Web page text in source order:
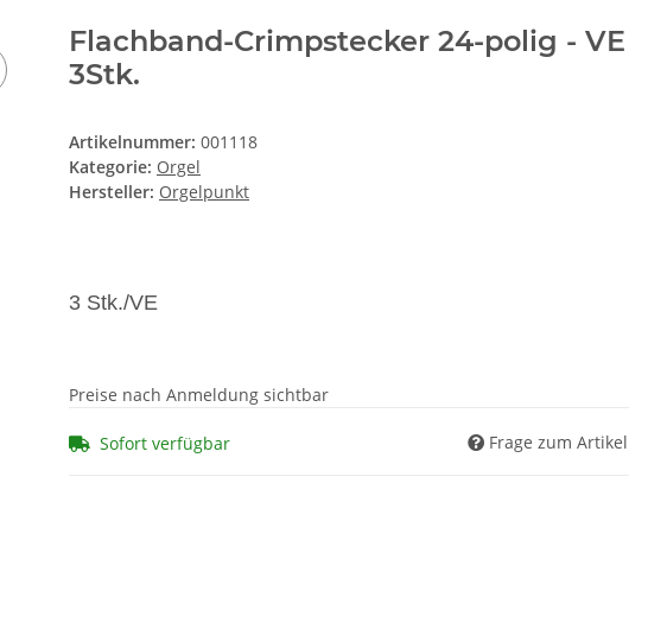
Flachband-Crimpstecker 24-polig - VE
3Stk.
Artikelnummer: 001118
Kategorie: Orgel
Hersteller: Orgelpunkt
3 Stk./VE
Preise nach Anmeldung sichtbar
Sofort verfügbar Frage zum Artikel